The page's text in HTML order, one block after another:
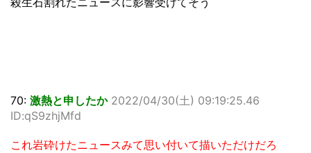
70: 激熱と申したか 2022/04/30(土) 09:19:25.46
ID:qS9zhjMfd
これ岩砕けたニュースみて思い付いて描いただけだろ